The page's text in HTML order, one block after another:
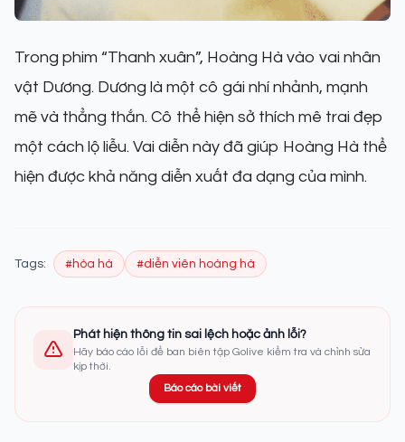
Trong phim “Thanh xuân”, Hoàng Hà vào vai nhân
vật Dương. Dương là một cô gái nhí nhảnh, mạnh
mẽ và thẳng thắn. Cô thể hiện sở thích mê trai đẹp
một cách lộ liễu. Vai diễn này đã giúp Hoàng Hà thể
hiện được khả năng diễn xuất đa dạng của mình.
Tags: #hòa hà #diễn viên hoàng hà
Phát hiện thông tin sai lệch hoặc ảnh lỗi?
Hãy báo cáo lỗi để ban biên tập Golive kiểm tra và chỉnh sửa
kịp thời.
Báo cáo bài viết